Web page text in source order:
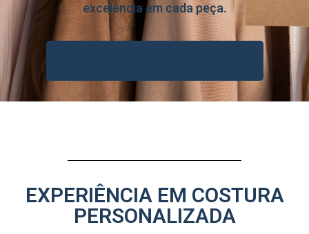
excelência em cada peça.
EXPERIÊNCIA EM COSTURA
PERSONALIZADA